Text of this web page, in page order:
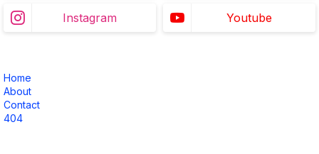
Instagram Youtube
Home
About
Contact
404